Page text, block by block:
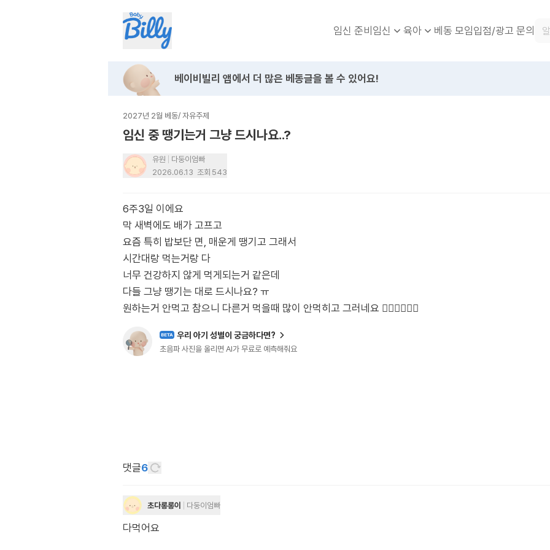
임신 준비임신 육아 베동 모임입점/광고 문의
베이비빌리 앱에서 더 많은 베동글을 볼 수 있어요!
2027년 2월 베동/ 자유주제
임신 중 땡기는거 그냥 드시나요..?
유원
다둥이엄빠
2026.06.13 조회 543
6주3일 이에요
막 새벽에도 배가 고프고
요즘 특히 밥보단 면, 매운게 땡기고 그래서
시간대랑 먹는거랑 다
너무 건강하지 않게 먹게되는거 같은데
다들 그냥 땡기는 대로 드시나요? ㅠ
원하는거 안먹고 참으니 다른거 먹을때 많이 안먹히고 그러네요 🤦🏻‍♀️🤦🏻‍♀️
BETA 우리 아기 성별이 궁금하다면?
초음파 사진을 올리면 AI가 무료로 예측해줘요
댓글6
초다롱롱이 다둥이엄빠
다먹어요